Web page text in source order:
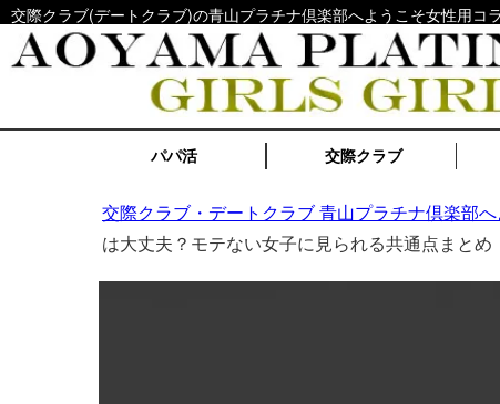
交際クラブ(デートクラブ)の青山プラチナ倶楽部へようこそ女性用コ
パパ活 交際クラブ
交際クラブ・デートクラブ 青山プラチナ倶楽部
は大丈夫？モテない女子に見られる共通点まとめ